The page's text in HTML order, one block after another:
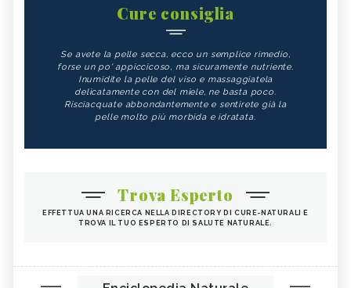
Cure consiglia
Se avete la pelle secca, ecco un semplice rimedio,
forse un po' appiccicoso, ma sicuramente nutriente.
Inumidite la pelle del viso e massaggiatela
delicatamente con del miele, ne basta poco.
Risciacquate abbondantemente e sentirete già la
pelle molto più morbida e idratata.
Trova Esperto
EFFETTUA UNA RICERCA NELLA DIRECTORY DI CURE-NATURALI E
TROVA IL TUO ESPERTO DI SALUTE NATURALE.